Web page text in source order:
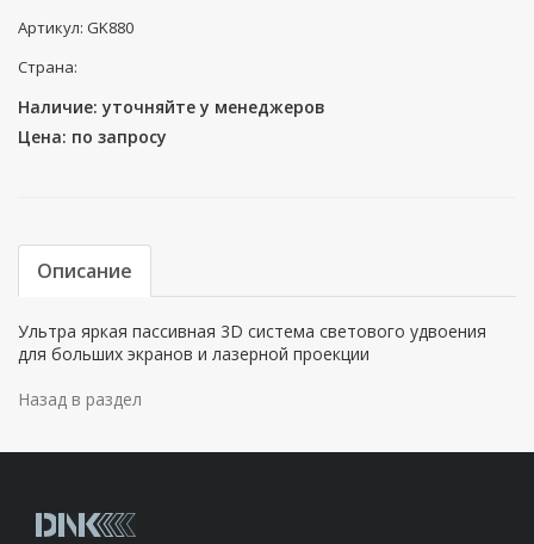
Артикул: GK880
Страна:
Наличие: уточняйте у менеджеров
Цена: по запросу
Описание
Ультра яркая пассивная 3D система светового удвоения
для больших экранов и лазерной проекции
Назад в раздел